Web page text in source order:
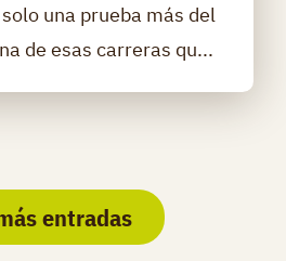
una prueba más del
de esas carreras qu...
entradas